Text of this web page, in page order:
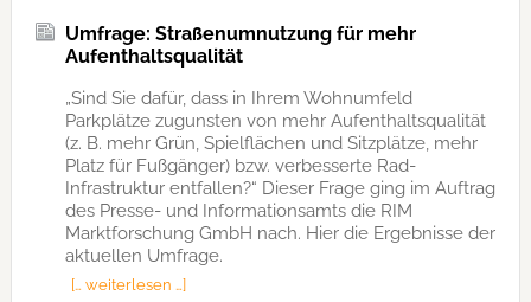
Umfrage: Straßenumnutzung für mehr
Aufenthaltsqualität
„Sind Sie dafür, dass in Ihrem Wohnumfeld
Parkplätze zugunsten von mehr Aufenthaltsqualität
(z. B. mehr Grün, Spielflächen und Sitzplätze, mehr
Platz für Fußgänger) bzw. verbesserte Rad-
Infrastruktur entfallen?“ Dieser Frage ging im Auftrag
des Presse- und Informationsamts die RIM
Marktforschung GmbH nach. Hier die Ergebnisse der
aktuellen Umfrage.
[… weiterlesen …]